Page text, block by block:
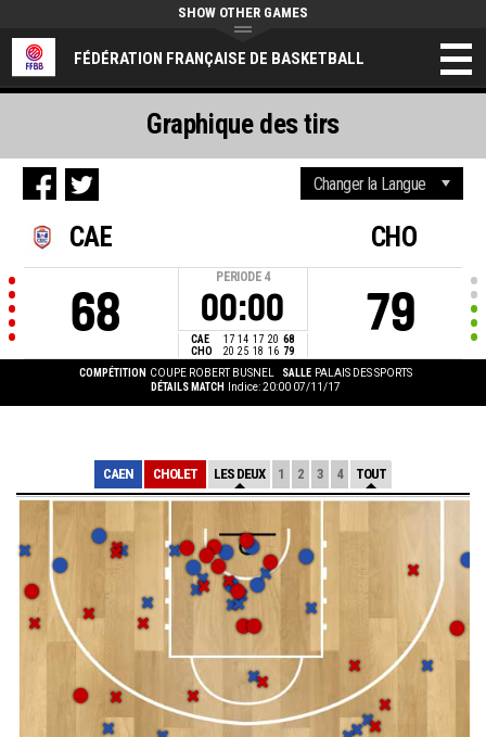
FÉDÉRATION FRANÇAISE DE BASKETBALL
SHOW OTHER GAMES
CAE
68
PERIODE 4
00:00
CAE 17 14 17 20 68
CHO
20 25 18 16 79
CHO
79
COMPÉTITION COUPE ROBERT BUSNEL SALLE PALAIS DES SPORTS
DÉTAILS MATCH
Indice: 20:00 07/11/17
Graphique des tirs
CAEN CHOLET LES DEUX 1 2 3 4 TOUT